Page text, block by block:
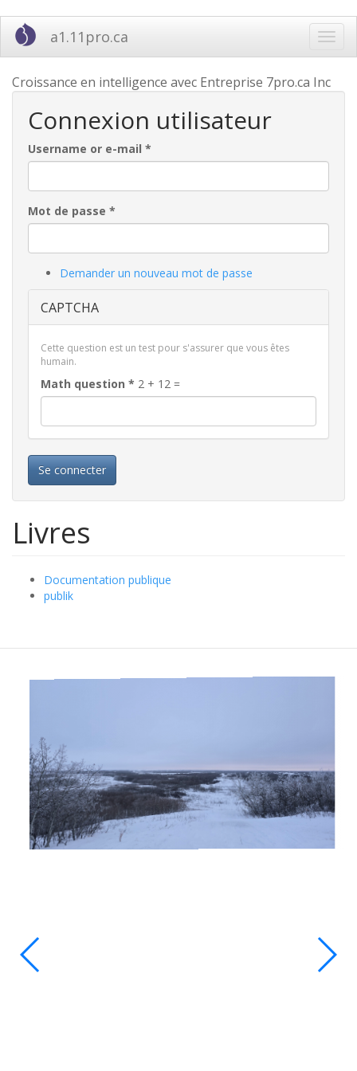
Aller
contenu
a1.11pro.ca
Croissance en intelligence avec Entreprise 7pro.ca Inc
Connexion utilisateur
Username or e-mail *
Mot de passe *
Demander un nouveau mot de passe
CAPTCHA
Cette question est un test pour s'assurer que vous êtes
humain.
Math question * 2 + 12 =
Se connecter
Livres
Documentation publique
publik